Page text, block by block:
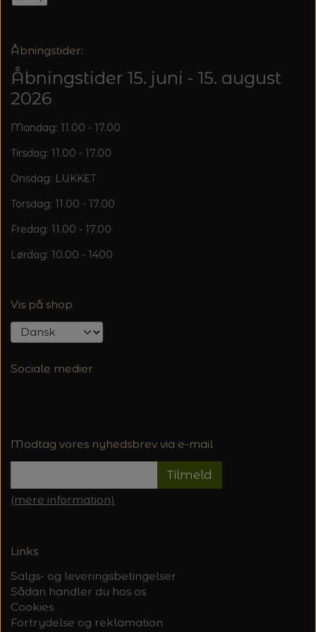
Åbningstider:
Åbningstider 15. juni - 15. august
2026
Mandag: 11.00 - 17.00
Tirsdag: 11.00 - 17.00
Onsdag: LUKKET
Torsdag: 11.00 - 17.00
Fredag: 11.00 - 17.00
Lørdag: 10.00 - 1400
Vis på shop
Sociale medier
Modtag vores nyhedsbrev via e-mail
Tilmeld
(mere information)
Links
Salgs- og leveringsbetingelser
Sådan handler du hos os
Cookies
Fortrydelse og reklamation